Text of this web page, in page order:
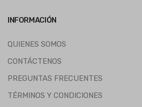
INFORMACIÓN
QUIENES SOMOS
CONTÁCTENOS
PREGUNTAS FRECUENTES
TÉRMINOS Y CONDICIONES